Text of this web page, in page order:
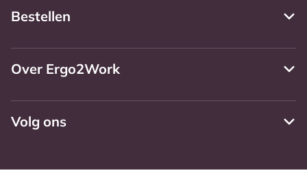
Bestellen
Over Ergo2Work
Volg ons